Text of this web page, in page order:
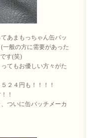
あまもっちゃん缶バッ
一般の方に需要があった
す(笑)
てもお優しい方々がた
２４円も！！！！
！
ついに缶バッチメーカ